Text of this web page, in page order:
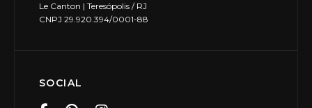
Le Canton | Teresópolis / RJ
CNPJ 29.920.394/0001-88
SOCIAL